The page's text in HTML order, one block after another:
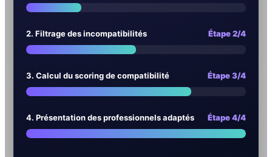
2. Filtrage des incompatibilités Étape 2/4
3. Calcul du scoring de compatibilité Étape 3/4
4. Présentation des professionnels adaptés Étape 4/4